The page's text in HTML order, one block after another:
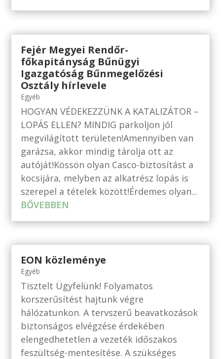
Fejér Megyei Rendőr-
főkapitányság Bűnügyi
Igazgatóság Bűnmegelőzési
Osztály hírlevele
Egyéb
HOGYAN VÉDEKEZZÜNK A KATALIZÁTOR –
LOPÁS ELLEN? MINDIG parkoljon jól
megvilágított területen!Amennyiben van
garázsa, akkor mindig tárolja ott az
autóját!Kössön olyan Casco-biztosítást a
kocsijára, melyben az alkatrész lopás is
szerepel a tételek között!Érdemes olyan...
BŐVEBBEN
EON közleménye
Egyéb
Tisztelt Ügyfelünk! Folyamatos
korszerűsítést hajtunk végre
hálózatunkon. A tervszerű beavatkozások
biztonságos elvégzése érdekében
elengedhetetlen a vezeték időszakos
feszültség-mentesítése. A szükséges